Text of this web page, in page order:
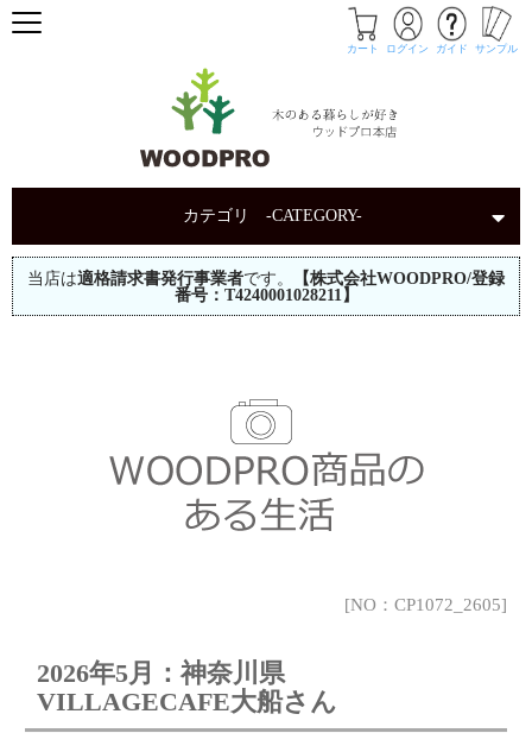
カート ログイン ガイド サンプル
カテゴリ -CATEGORY-
当店は適格請求書発行事業者です。
【株式会社WOODPRO/登録
番号：T4240001028211】
[NO：CP1072_2605]
2026年5月：神奈川県
VILLAGECAFE大船さん